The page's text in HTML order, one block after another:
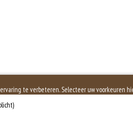
te verbeteren. Selecteer uw voorkeuren